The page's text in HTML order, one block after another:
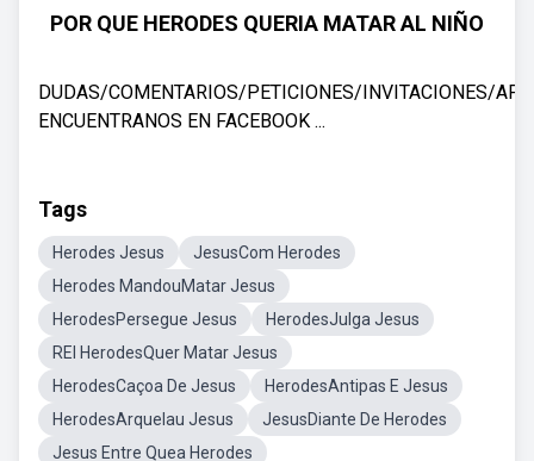
POR QUE HERODES QUERIA MATAR AL NIÑO
DUDAS/COMENTARIOS/PETICIONES/INVITACIONES/
ENCUENTRANOS EN FACEBOOK ...
Tags
Herodes Jesus
JesusCom Herodes
Herodes MandouMatar Jesus
HerodesPersegue Jesus
HerodesJulga Jesus
REI HerodesQuer Matar Jesus
HerodesCaçoa De Jesus
HerodesAntipas E Jesus
HerodesArquelau Jesus
JesusDiante De Herodes
Jesus Entre Quea Herodes